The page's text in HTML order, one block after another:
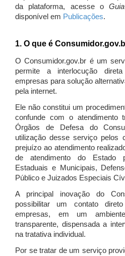
da plataforma, acesse o
disponível em Publicações.
1. O que é
O Consumidor.gov.br é um
permite a interlocução
empresas para solução
pela internet.
Ele não constitui um
confunde com o atendimento
Órgãos de Defesa do
utilização desse serviço pelos
prejuízo ao atendimento
de atendimento do Estado
Estaduais e Municipais,
Público e Juizados Especiais
A principal inovação do
possibilitar um contato
empresas, em um
transparente, dispensada a
na tratativa individual.
Por se tratar de um serviço